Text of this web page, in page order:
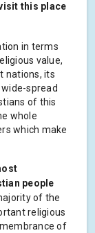
visit this place
in terms
value,
nations, its
spread
of this
whole
which make
people
of the
religious
of